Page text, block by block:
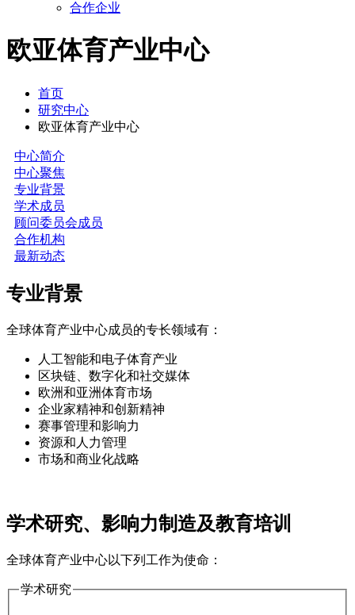
合作企业
欧亚体育产业中心
首页
研究中心
欧亚体育产业中心
中心简介
中心聚焦
专业背景
学术成员
顾问委员会成员
合作机构
最新动态
专业背景
全球体育产业中心成员的专长领域有：
人工智能和电子体育产业
区块链、数字化和社交媒体
欧洲和亚洲体育市场
企业家精神和创新精神
赛事管理和影响力
资源和人力管理
市场和商业化战略
学术研究、影响力制造及教育培训
全球体育产业中心以下列工作为使命：
学术研究